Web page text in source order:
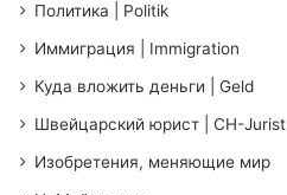
Политика | Politik
Иммиграция | Immigration
Куда вложить деньги | Geld
Швейцарский юрист | CH-Jurist
Изобретения, меняющие мир